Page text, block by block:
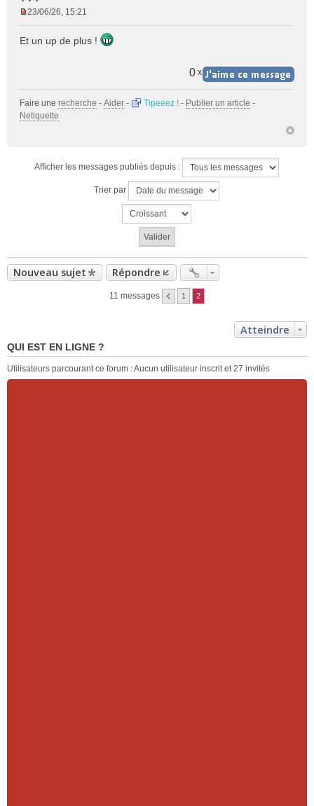
s
o
23/06/26, 15:21
Et un up de plus !
0 x
Faire une recherche - Aider - Tipeeez ! - Publier un article -
Netiquette
Afficher les messages publiés depuis :
Trier par
Nouveau sujet Répondre
11 messages 1 2
Atteindre
QUI EST EN LIGNE ?
Utilisateurs parcourant ce forum : Aucun utilisateur inscrit et 27 invités